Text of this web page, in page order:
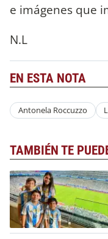
e imágenes que
N.L
EN ESTA NOTA
Antonela Roccuzzo
TAMBIÉN TE